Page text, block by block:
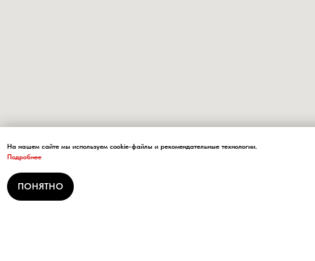
На нашем сайте мы используем cookie-файлы и рекомендательные технологии.
Подробнее
ПОНЯТНО